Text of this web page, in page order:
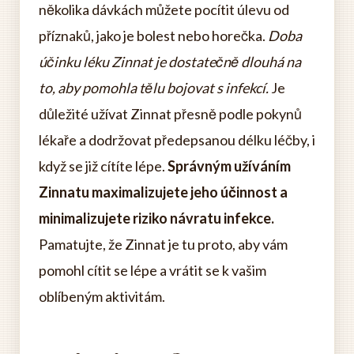
několika dávkách můžete pocítit úlevu od
příznaků, jako je bolest nebo horečka. Doba
účinku léku Zinnat je dostatečně dlouhá na
to, aby pomohla tělu bojovat s infekcí.Je
důležité užívat Zinnat přesně podle pokynů
lékaře a dodržovat předepsanou délku léčby, i
když se již cítíte lépe.Správným užíváním
Zinnatu maximalizujete jeho účinnost a
minimalizujete riziko návratu infekce.
Pamatujte, že Zinnat je tu proto, aby vám
pomohl cítit se lépe a vrátit se k vašim
oblíbeným aktivitám.